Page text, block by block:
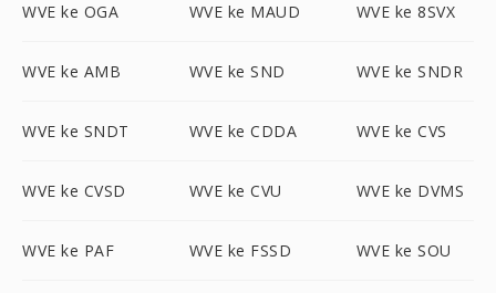
WVE ke OGA WVE ke MAUD WVE ke 8SVX
WVE ke AMB WVE ke SND WVE ke SNDR
WVE ke SNDT WVE ke CDDA WVE ke CVS
WVE ke CVSD WVE ke CVU WVE ke DVMS
WVE ke PAF WVE ke FSSD WVE ke SOU